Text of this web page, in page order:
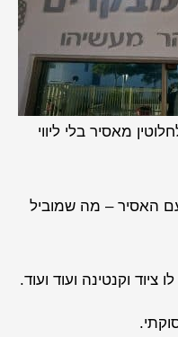
מאסיר בלי ליווי
האסיר – מה שמוביל
וקנטינה ועוד ועוד.